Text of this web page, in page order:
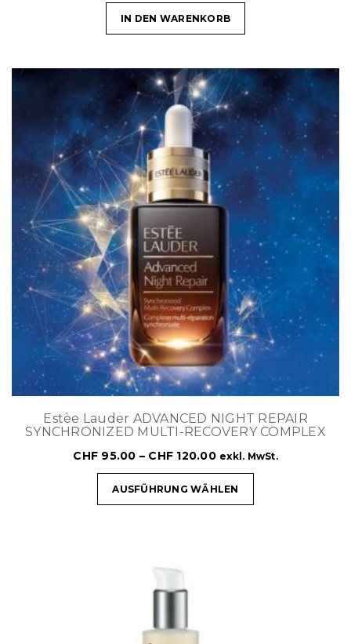
IN DEN WARENKORB
Estèe Lauder ADVANCED NIGHT REPAIR
SYNCHRONIZED MULTI-RECOVERY COMPLEX
CHF 95.00 – CHF 120.00 exkl. MwSt.
AUSFÜHRUNG WÄHLEN